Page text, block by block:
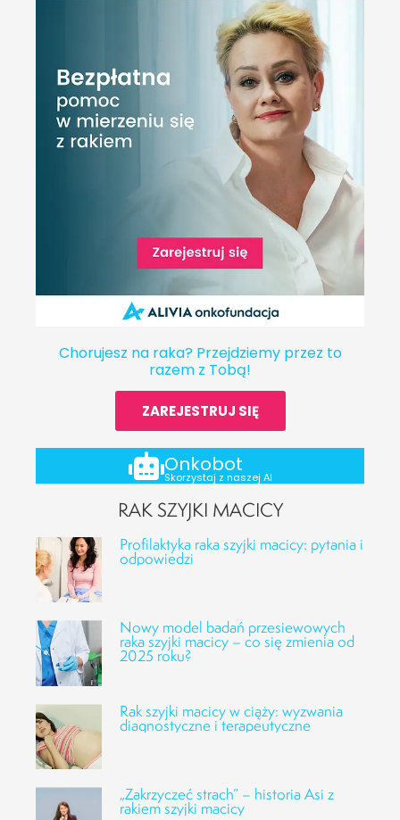
Chorujesz na raka? Przejdziemy przez to
razem z Tobą!
ZAREJESTRUJ SIĘ
Onkobot
Skorzystaj z naszej AI
RAK SZYJKI MACICY
Profilaktyka raka szyjki macicy: pytania i
odpowiedzi
Nowy model badań przesiewowych
raka szyjki macicy – co się zmienia od
2025 roku?
Rak szyjki macicy w ciąży: wyzwania
diagnostyczne i terapeutyczne
„Zakrzyczeć strach” – historia Asi z
rakiem szyjki macicy